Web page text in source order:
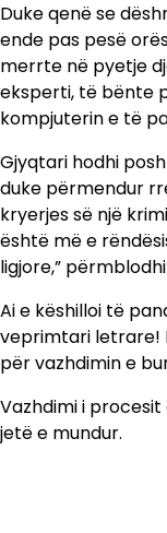
Duke qenë se
ende pas pesë
merrte në pyetje
eksperti, të bënte
kompjuterin e të
Gjyqtari hodhi
duke përmendur
kryerjes së një
është më e
ligjore,”
Ai e këshilloi të
veprimtari letrare!
për vazhdimin e
Vazhdimi i
jetë e mundur.